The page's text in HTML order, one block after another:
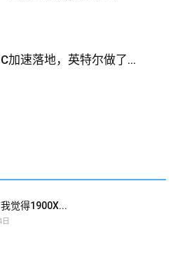
加速落地，英特尔做了...
觉得1900X...